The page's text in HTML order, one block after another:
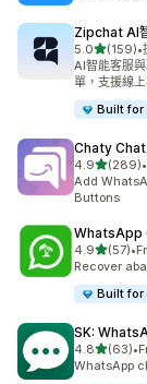
Zipchat AI
5.0滿分 5 顆
(159)
共有 159 則•
AI智能客服
單，支援線
Built for
Chaty
4.9滿分 5 顆
(289)
共有 289 則•
Add
Buttons
WhatsApp
4.9滿分 5 顆
(57)
共有 57 則評
•
Recover
Built for
SK:
4.8滿分 5 顆
(63)
共有 63 則評
•
WhatsApp